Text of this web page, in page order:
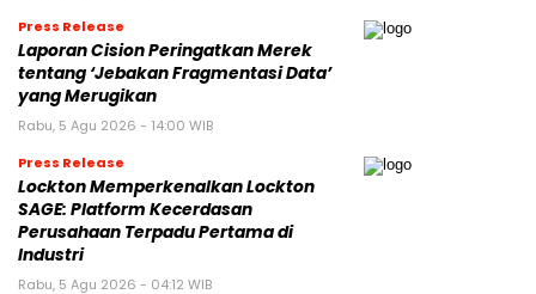
Press Release
Laporan Cision Peringatkan Merek
tentang ‘Jebakan Fragmentasi Data’
yang Merugikan
Rabu, 5 Agu 2026 - 14:00 WIB
Press Release
Lockton Memperkenalkan Lockton
SAGE: Platform Kecerdasan
Perusahaan Terpadu Pertama di
Industri
Rabu, 5 Agu 2026 - 04:12 WIB